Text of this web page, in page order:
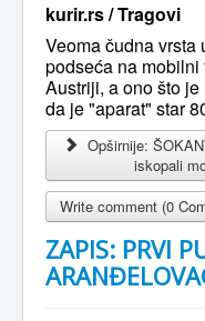
kurir.rs / Tragovi
Veoma čudna
podseća na
Austriji, a ono što
da je "aparat" star
Opširnije:
iskopali
Write comment (0
ZAPIS: PRVI